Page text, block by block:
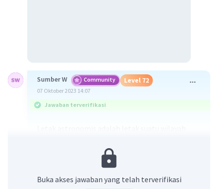
Sumber W Community Level 72
07 Oktober 2023 14:07
Jawaban terverifikasi
Buka akses jawaban yang telah terverifikasi